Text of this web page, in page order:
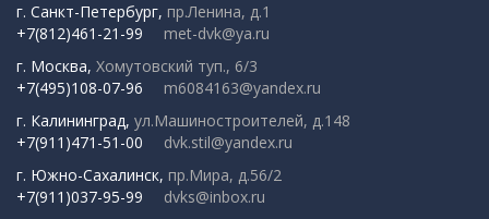
г. Санкт-Петербург, пр.Ленина, д.1
+7(812)461-21-99
met-dvk@ya.ru
г. Москва, Хомутовский туп., 6/3
+7(495)108-07-96
m6084163@yandex.ru
г. Калининград, ул.Машиностроителей, д.148
+7(911)471-51-00
dvk.stil@yandex.ru
г. Южно-Сахалинск, пр.Мира, д.56/2
+7(911)037-95-99
dvks@inbox.ru